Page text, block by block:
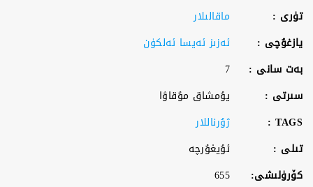
تۈرى :
ماقالىلار
يازغۇچى :
ئەزىز ئەيسا ئەلكۈن
بەت سانى :
7
سىرتى :
يۇمشاق مۇقاۋا
TAGS :
ژۇرناللار
تىلى :
ئۇيغۇرچە
كۆرۈلىشى:
655